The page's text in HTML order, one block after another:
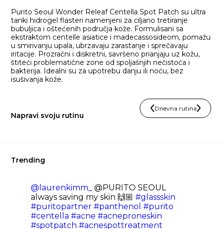
Purito Seoul Wonder Releaf Centella Spot Patch su ultra
tanki hidrogel flasteri namenjeni za ciljano tretiranje
bubuljica i oštećenih područja kože. Formulisani sa
ekstraktom centelle asiatice i madecassosideom, pomažu
u smirivanju upala, ubrzavaju zarastanje i sprečavaju
iritacije. Prozračni i diskretni, savršeno prianjaju uz kožu,
štiteći problematične zone od spoljašnjih nečistoća i
bakterija. Idealni su za upotrebu danju ili noću, bez
isušivanja kože.
Napravi svoju rutinu
Dnevna rutina
Trending
@laurenkimm_
@PURITO SEOUL
always saving my skin 🙌🏼#glassskin
#puritopartner #panthenol #purito
#centella #acne #acneproneskin
#spotpatch #acnespottreatment